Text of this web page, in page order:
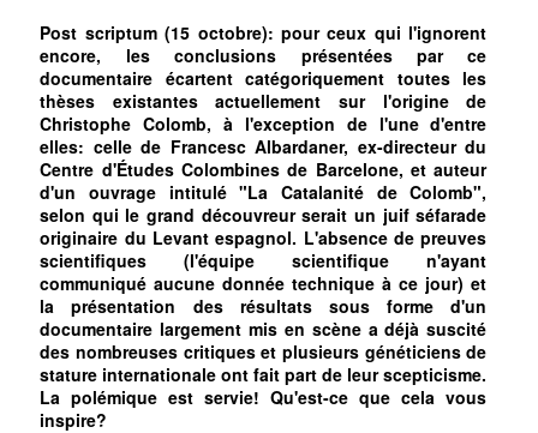
Post scriptum (15 octobre): pour ceux qui l'ignorent
encore, les conclusions présentées par ce
documentaire écartent catégoriquement toutes les
thèses existantes actuellement sur l'origine de
Christophe Colomb, à l'exception de l'une d'entre
elles: celle de Francesc Albardaner, ex-directeur du
Centre d'Études Colombines de Barcelone, et auteur
d'un ouvrage intitulé "La Catalanité de Colomb",
selon qui le grand découvreur serait un juif séfarade
originaire du Levant espagnol. L'absence de preuves
scientifiques (l'équipe scientifique n'ayant
communiqué aucune donnée technique à ce jour) et
la présentation des résultats sous forme d'un
documentaire largement mis en scène a déjà suscité
des nombreuses critiques et plusieurs généticiens de
stature internationale ont fait part de leur scepticisme.
La polémique est servie! Qu'est-ce que cela vous
inspire?